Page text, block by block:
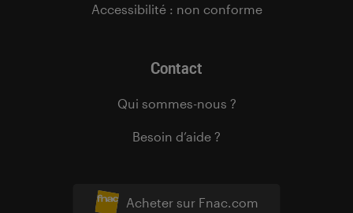
Acheter sur Fnac.com
Accessibilité : non conforme
Contact
Qui sommes-nous ?
Besoin d’aide ?